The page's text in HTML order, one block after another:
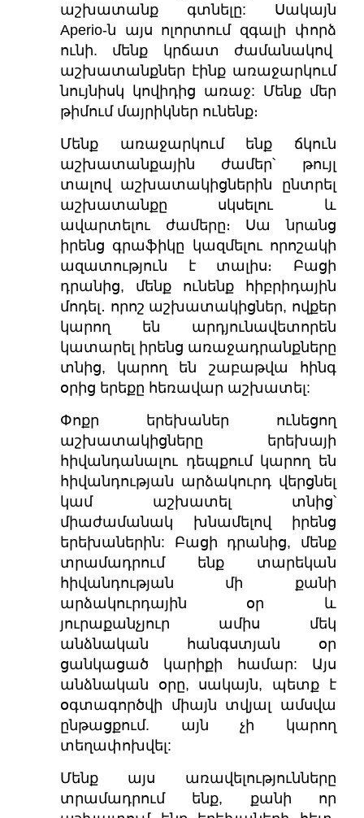
աշխատանք գտնելը: Սակայն
Aperio-ն այս ոլորտում զգալի փորձ
ունի. մենք կրճատ ժամանակով
աշխատանքներ էինք առաջարկում
նույնիսկ կովիդից առաջ: Մենք մեր
թիմում մայրիկներ ունենք։
Մենք առաջարկում ենք ճկուն
աշխատանքային ժամեր՝ թույլ
տալով աշխատակիցներին ընտրել
աշխատանքը սկսելու և
ավարտելու ժամերը։ Սա նրանց
իրենց գրաֆիկը կազմելու որոշակի
ազատություն է տալիս։ Բացի
դրանից, մենք ունենք հիբրիդային
մոդել․ որոշ աշխատակիցներ, ովքեր
կարող են արդյունավետորեն
կատարել իրենց առաջադրանքները
տնից, կարող են շաբաթվա հինգ
օրից երեքը հեռավար աշխատել:
Փոքր երեխաներ ունեցող
աշխատակիցները երեխայի
հիվանդանալու դեպքում կարող են
հիվանդության արձակուրդ վերցնել
կամ աշխատել տնից՝
միաժամանակ խնամելով իրենց
երեխաներին: Բացի դրանից, մենք
տրամադրում ենք տարեկան
հիվանդության մի քանի
արձակուրդային օր և
յուրաքանչյուր ամիս մեկ
անձնական հանգստյան օր
ցանկացած կարիքի համար: Այս
անձնական օրը, սակայն, պետք է
օգտագործվի միայն տվյալ ամսվա
ընթացքում. այն չի կարող
տեղափոխվել:
Մենք այս առավելությունները
տրամադրում ենք, քանի որ